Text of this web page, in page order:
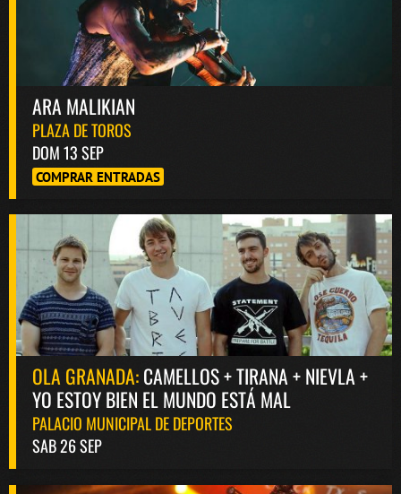
ARA MALIKIAN
PLAZA DE TOROS
DOM 13 SEP
COMPRAR ENTRADAS
OLA GRANADA:CAMELLOS + TIRANA + NIEVLA +
YO ESTOY BIEN EL MUNDO ESTÁ MAL
PALACIO MUNICIPAL DE DEPORTES
SAB 26 SEP